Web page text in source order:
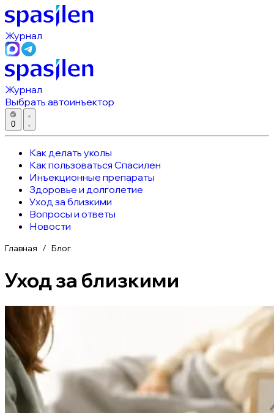
Журнал
Журнал
Выбрать автоинъектор
0
Как делать уколы
Как пользоваться Спасилен
Инъекционные препараты
Здоровье и долголетие
Уход за близкими
Вопросы и ответы
Новости
Главная Блог
Уход за близкими